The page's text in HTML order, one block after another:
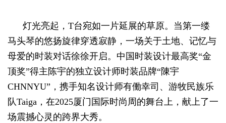
灯光亮起，T台宛如一片延展的草原。当第一缕
马头琴的悠扬旋律穿透寂静，一场关于土地、记忆与
母爱的时装对话徐徐开启。中国时装设计最高奖“金
顶奖”得主陈宇的独立设计师时装品牌“陳宇
CHNNYU”，携手知名设计师有働幸司、游牧民族乐
队Taiga，在2025厦门国际时尚周的舞台上，献上了一
场震撼心灵的跨界大秀。